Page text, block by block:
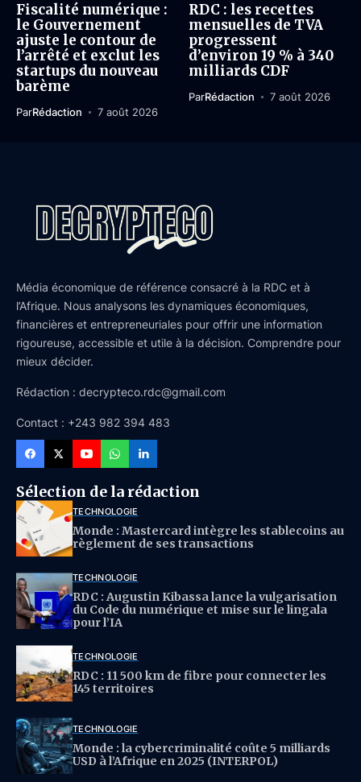
Fiscalité numérique :
le Gouvernement
ajuste le contour de
l’arrêté et exclut les
startups du nouveau
barème
ParRédaction 7 août 2026
RDC : les recettes
mensuelles de TVA
progressent
d’environ 19 % à 340
milliards CDF
ParRédaction 7 août 2026
Média économique de référence consacré à la RDC et à
l’Afrique. Nous analysons les dynamiques économiques,
financières et entrepreneuriales pour offrir une information
rigoureuse, accessible et utile à la décision. Comprendre pour
mieux décider.
Rédaction : decrypteco.rdc@gmail.com
Contact : +243 982 394 483
Sélection de la rédaction
TECHNOLOGIE
Monde : Mastercard intègre les stablecoins au
règlement de ses transactions
TECHNOLOGIE
RDC : Augustin Kibassa lance la vulgarisation
du Code du numérique et mise sur le lingala
pour l’IA
TECHNOLOGIE
RDC : 11 500 km de fibre pour connecter les
145 territoires
TECHNOLOGIE
Monde : la cybercriminalité coûte 5 milliards
USD à l’Afrique en 2025 (INTERPOL)